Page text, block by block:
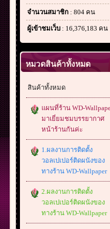
จำนวนสมาชิก: 804 คน
ผู้เข้าชมเว็บ: 16,376,183 คน
หมวดสินค้าทั้งหมด
สินค้าทั้งหมด
แผนที่ร้าน WD-
มาเยี่ยมชมบรรยากาศ
หน้าร้านกันค่ะ
1.ผลงานการติดตั้ง
วอลเปเปอร์ติดผนังของ
ทางร้าน WD-Wallpaper
2.ผลงานการติดตั้ง
วอลเปเปอร์ติดผนังของ
ทางร้าน WD-Wallpaper